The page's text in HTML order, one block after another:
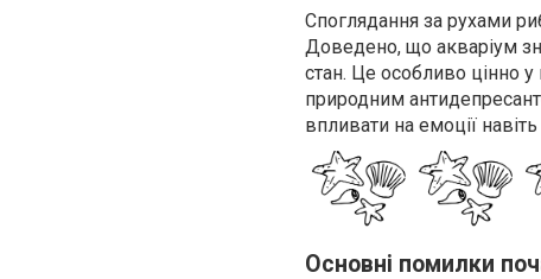
Споглядання за рухами
Доведено, що акваріум
стан. Це особливо цінно у
природним
впливати на емоції
Основні помилки